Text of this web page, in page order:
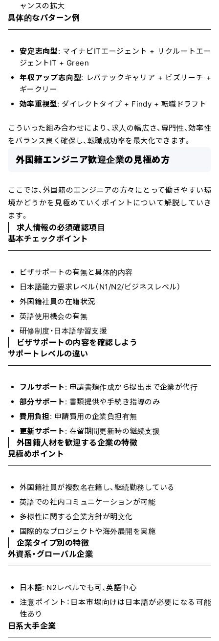
ャンスの拡大
具体的なパターン例
安定志向型 : マイナビITエージェント + リクルートエー
ジェントIT + Green
年収アップ志向型: レバテックキャリア + ビズリーチ +
ギークリー
効率重視型: ダイレクトタイプ + Findy + 転職ドラフト
こういった組み合わせにより、求人の幅広さ、専門性、効率性
をバランス良く確保し、転職成功率を最大化できます。
外国籍エンジニア歓迎企業の見極め方
ここでは、外国籍のエンジニアの方々にとって働きやすい環
境かどうかを見極めていくポイントについて解説していき
ます。
求人情報の必須確認項目
基本チェックポイント
ビザサポートの有無と具体的内容
日本語能力要求レベル（N1/N2/ビジネスレベル）
外国籍社員の在籍状況
英語使用機会の有無
研修制度・日本語学習支援
ビザサポートの内容を確認しよう
サポートレベルの違い
フルサポート : 申請書類作成から提出まで企業が代行
部分サポート : 書類提供や手続き指導のみ
費用負担: 申請費用の企業負担有無
更新サポート : 在留期間更新時の継続支援
外国籍人材を歓迎する企業の特徴
見極めポイント
外国籍社員が複数名在籍し、継続勤務している
英語での社内コミュニケーションが可能
多様性に関する企業方針が明文化
国際的なプロジェクトや海外展開を実施
企業タイプ別の特徴
外資系・グローバル企業
日本語: N2レベルでも可、英語中心
注意ポイント：日本市場向けは日本語が必要になる可能
性あり
日系大手企業